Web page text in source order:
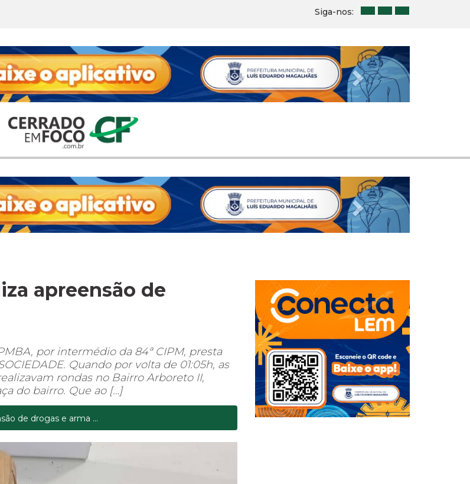
Siga-nos:
Next
Next
apreensão de
por intermédio da 84ª CIPM, presta
Quando por volta de 01:05h, as
rondas no Bairro Arboreto II,
do bairro. Que ao […]
de drogas e arma ...